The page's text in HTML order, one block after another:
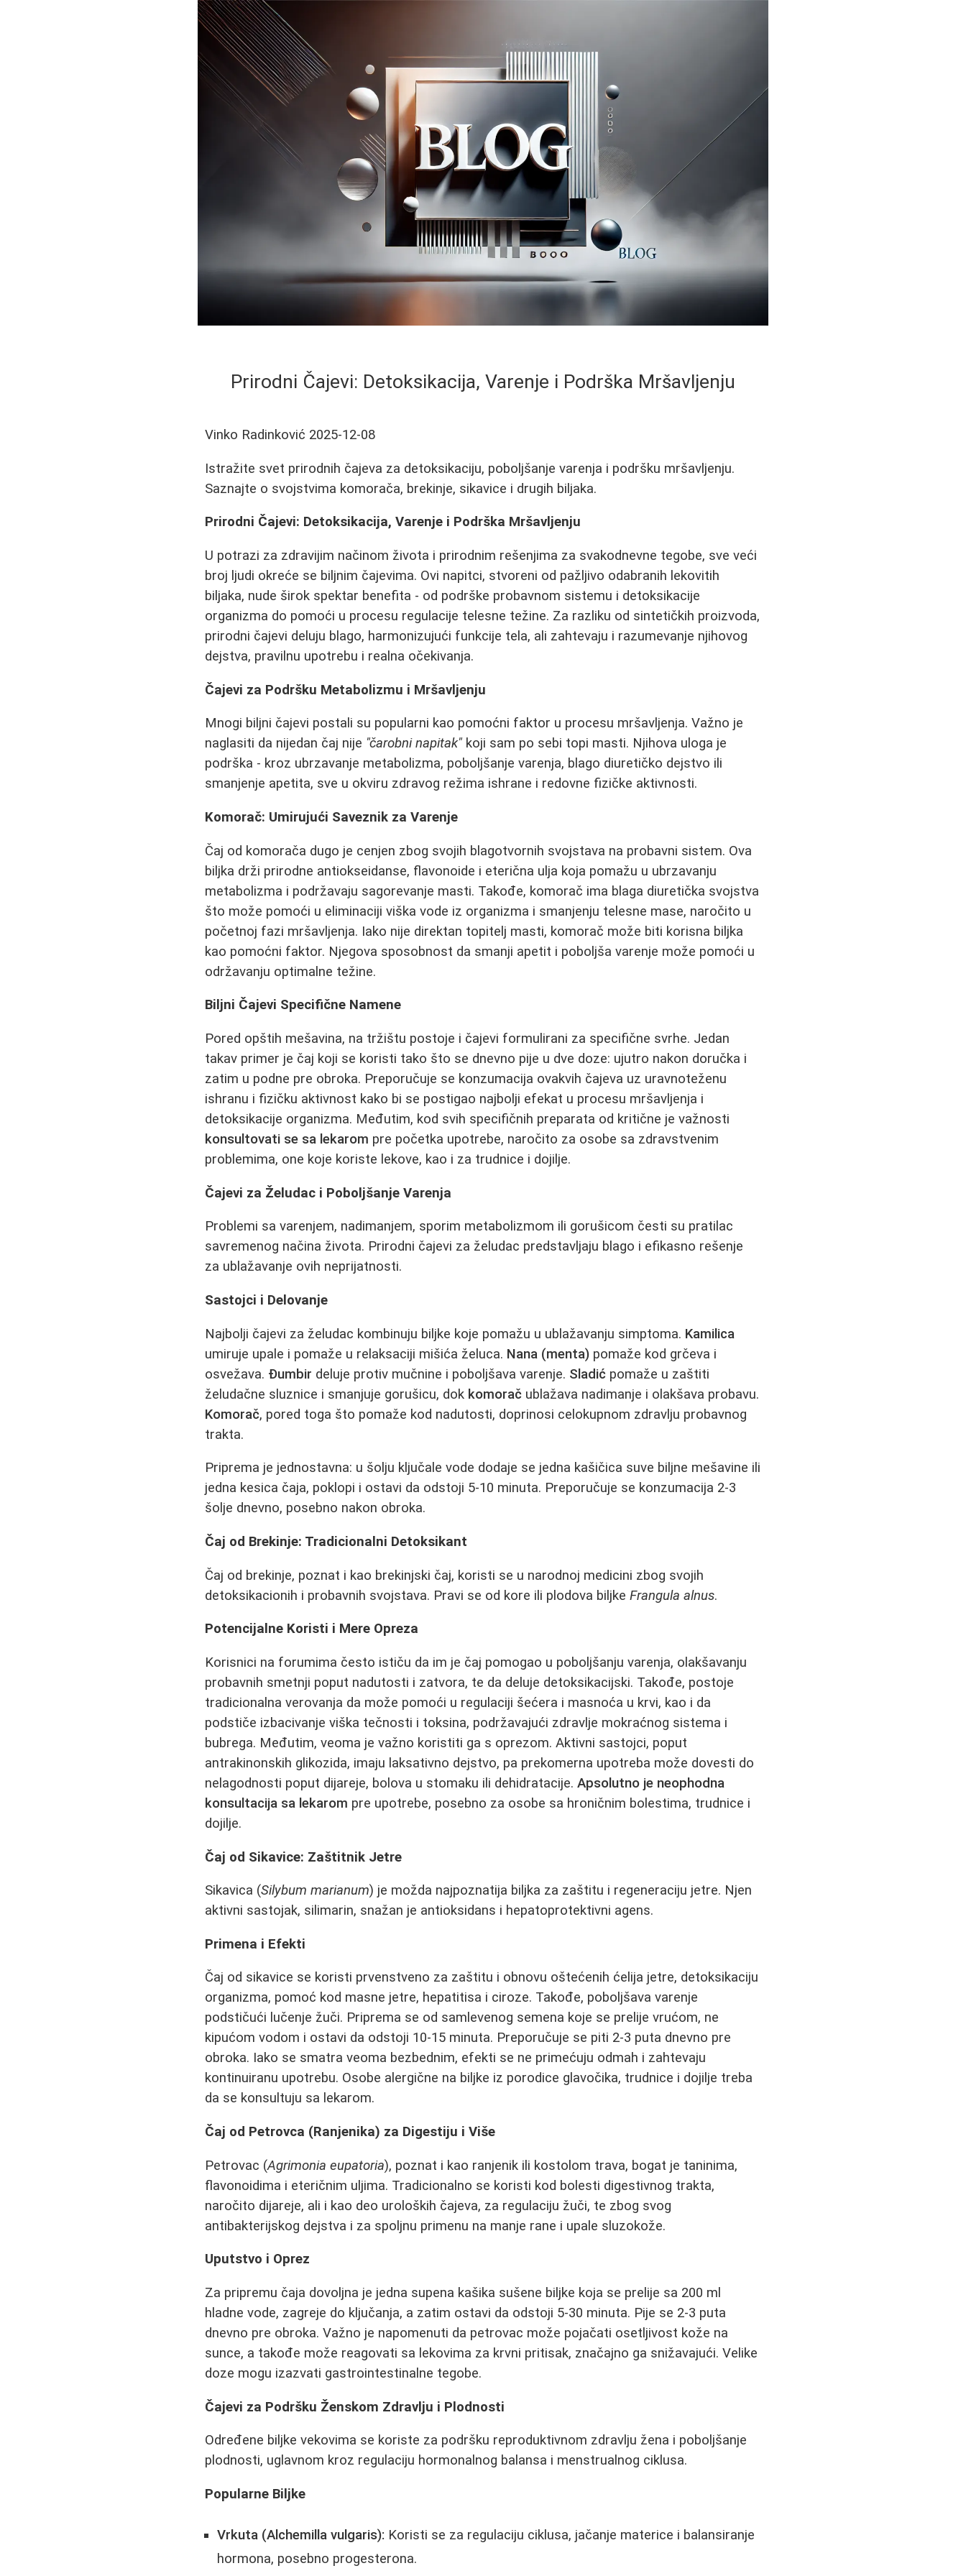
Prirodni Čajevi: Detoksikacija, Varenje i Podrška Mršavljenju
Vinko Radinković 2025-12-08
Istražite svet prirodnih čajeva za detoksikaciju, poboljšanje varenja i podršku mršavljenju.
Saznajte o svojstvima komorača, brekinje, sikavice i drugih biljaka.
Prirodni Čajevi: Detoksikacija, Varenje i Podrška Mršavljenju
U potrazi za zdravijim načinom života i prirodnim rešenjima za svakodnevne tegobe, sve veći
broj ljudi okreće se biljnim čajevima. Ovi napitci, stvoreni od pažljivo odabranih lekovitih
biljaka, nude širok spektar benefita - od podrške probavnom sistemu i detoksikacije
organizma do pomoći u procesu regulacije telesne težine. Za razliku od sintetičkih proizvoda,
prirodni čajevi deluju blago, harmonizujući funkcije tela, ali zahtevaju i razumevanje njihovog
dejstva, pravilnu upotrebu i realna očekivanja.
Čajevi za Podršku Metabolizmu i Mršavljenju
Mnogi biljni čajevi postali su popularni kao pomoćni faktor u procesu mršavljenja. Važno je
naglasiti da nijedan čaj nije "čarobni napitak" koji sam po sebi topi masti. Njihova uloga je
podrška - kroz ubrzavanje metabolizma, poboljšanje varenja, blago diuretičko dejstvo ili
smanjenje apetita, sve u okviru zdravog režima ishrane i redovne fizičke aktivnosti.
Komorač: Umirujući Saveznik za Varenje
Čaj od komorača dugo je cenjen zbog svojih blagotvornih svojstava na probavni sistem. Ova
biljka drži prirodne antiokseidanse, flavonoide i eterična ulja koja pomažu u ubrzavanju
metabolizma i podržavaju sagorevanje masti. Takođe, komorač ima blaga diuretička svojstva
što može pomoći u eliminaciji viška vode iz organizma i smanjenju telesne mase, naročito u
početnoj fazi mršavljenja. Iako nije direktan topitelj masti, komorač može biti korisna biljka
kao pomoćni faktor. Njegova sposobnost da smanji apetit i poboljša varenje može pomoći u
održavanju optimalne težine.
Biljni Čajevi Specifične Namene
Pored opštih mešavina, na tržištu postoje i čajevi formulirani za specifične svrhe. Jedan
takav primer je čaj koji se koristi tako što se dnevno pije u dve doze: ujutro nakon doručka i
zatim u podne pre obroka. Preporučuje se konzumacija ovakvih čajeva uz uravnoteženu
ishranu i fizičku aktivnost kako bi se postigao najbolji efekat u procesu mršavljenja i
detoksikacije organizma. Međutim, kod svih specifičnih preparata od kritične je važnosti
konsultovati se sa lekarom pre početka upotrebe, naročito za osobe sa zdravstvenim
problemima, one koje koriste lekove, kao i za trudnice i dojilje.
Čajevi za Želudac i Poboljšanje Varenja
Problemi sa varenjem, nadimanjem, sporim metabolizmom ili gorušicom česti su pratilac
savremenog načina života. Prirodni čajevi za želudac predstavljaju blago i efikasno rešenje
za ublažavanje ovih neprijatnosti.
Sastojci i Delovanje
Najbolji čajevi za želudac kombinuju biljke koje pomažu u ublažavanju simptoma. Kamilica
umiruje upale i pomaže u relaksaciji mišića želuca. Nana (menta) pomaže kod grčeva i
osvežava. Đumbir deluje protiv mučnine i poboljšava varenje. Sladić pomaže u zaštiti
želudačne sluznice i smanjuje gorušicu, dok komorač ublažava nadimanje i olakšava probavu.
Komorač, pored toga što pomaže kod nadutosti, doprinosi celokupnom zdravlju probavnog
trakta.
Priprema je jednostavna: u šolju ključale vode dodaje se jedna kašičica suve biljne mešavine ili
jedna kesica čaja, poklopi i ostavi da odstoji 5-10 minuta. Preporučuje se konzumacija 2-3
šolje dnevno, posebno nakon obroka.
Čaj od Brekinje: Tradicionalni Detoksikant
Čaj od brekinje, poznat i kao brekinjski čaj, koristi se u narodnoj medicini zbog svojih
detoksikacionih i probavnih svojstava. Pravi se od kore ili plodova biljkeFrangula alnus.
Potencijalne Koristi i Mere Opreza
Korisnici na forumima često ističu da im je čaj pomogao u poboljšanju varenja, olakšavanju
probavnih smetnji poput nadutosti i zatvora, te da deluje detoksikacijski. Takođe, postoje
tradicionalna verovanja da može pomoći u regulaciji šećera i masnoća u krvi, kao i da
podstiče izbacivanje viška tečnosti i toksina, podržavajući zdravlje mokraćnog sistema i
bubrega. Međutim, veoma je važno koristiti ga s oprezom. Aktivni sastojci, poput
antrakinonskih glikozida, imaju laksativno dejstvo, pa prekomerna upotreba može dovesti do
nelagodnosti poput dijareje, bolova u stomaku ili dehidratacije.Apsolutno je neophodna
konsultacija sa lekarom pre upotrebe, posebno za osobe sa hroničnim bolestima, trudnice i
dojilje.
Čaj od Sikavice: Zaštitnik Jetre
Sikavica (Silybum marianum) je možda najpoznatija biljka za zaštitu i regeneraciju jetre. Njen
aktivni sastojak, silimarin, snažan je antioksidans i hepatoprotektivni agens.
Primena i Efekti
Čaj od sikavice se koristi prvenstveno za zaštitu i obnovu oštećenih ćelija jetre, detoksikaciju
organizma, pomoć kod masne jetre, hepatitisa i ciroze. Takođe, poboljšava varenje
podstičući lučenje žuči. Priprema se od samlevenog semena koje se prelije vrućom, ne
kipućom vodom i ostavi da odstoji 10-15 minuta. Preporučuje se piti 2-3 puta dnevno pre
obroka. Iako se smatra veoma bezbednim, efekti se ne primećuju odmah i zahtevaju
kontinuiranu upotrebu. Osobe alergične na biljke iz porodice glavočika, trudnice i dojilje treba
da se konsultuju sa lekarom.
Čaj od Petrovca (Ranjenika) za Digestiju i Više
Petrovac (Agrimonia eupatoria), poznat i kao ranjenik ili kostolom trava, bogat je taninima,
flavonoidima i eteričnim uljima. Tradicionalno se koristi kod bolesti digestivnog trakta,
naročito dijareje, ali i kao deo uroloških čajeva, za regulaciju žuči, te zbog svog
antibakterijskog dejstva i za spoljnu primenu na manje rane i upale sluzokože.
Uputstvo i Oprez
Za pripremu čaja dovoljna je jedna supena kašika sušene biljke koja se prelije sa 200 ml
hladne vode, zagreje do ključanja, a zatim ostavi da odstoji 5-30 minuta. Pije se 2-3 puta
dnevno pre obroka. Važno je napomenuti da petrovac može pojačati osetljivost kože na
sunce, a takođe može reagovati sa lekovima za krvni pritisak, značajno ga snižavajući. Velike
doze mogu izazvati gastrointestinalne tegobe.
Čajevi za Podršku Ženskom Zdravlju i Plodnosti
Određene biljke vekovima se koriste za podršku reproduktivnom zdravlju žena i poboljšanje
plodnosti, uglavnom kroz regulaciju hormonalnog balansa i menstrualnog ciklusa.
Popularne Biljke
Vrkuta (Alchemilla vulgaris): Koristi se za regulaciju ciklusa, jačanje materice i balansiranje
hormona, posebno progesterona.